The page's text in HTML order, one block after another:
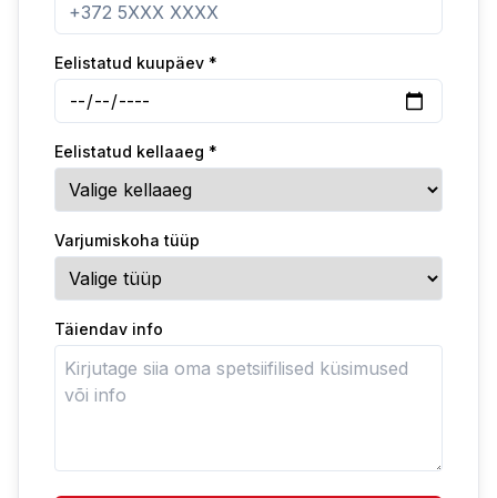
Eelistatud kuupäev *
Eelistatud kellaaeg *
Varjumiskoha tüüp
Täiendav info